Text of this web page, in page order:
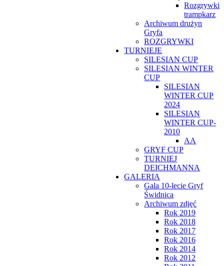
Rozgrywki
trampkarz
Archiwum drużyn
Gryfa
ROZGRYWKI
TURNIEJE
SILESIAN CUP
SILESIAN WINTER
CUP
SILESIAN
WINTER CUP
2024
SILESIAN
WINTER CUP-
2010
AA
GRYF CUP
TURNIEJ
DEICHMANNA
GALERIA
Gala 10-lecie Gryf
Świdnica
Archiwum zdjęć
Rok 2019
Rok 2018
Rok 2017
Rok 2016
Rok 2014
Rok 2012